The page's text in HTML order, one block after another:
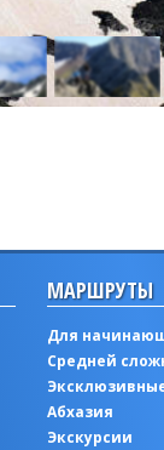
МАРШРУТЫ
Для
Средней
Абхазия
Экскурсии